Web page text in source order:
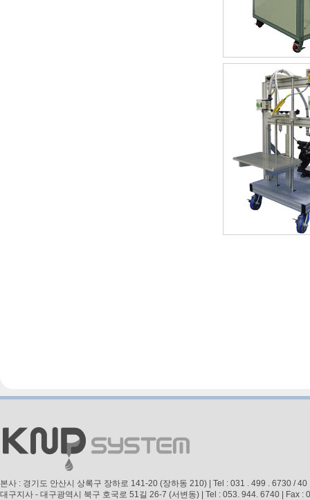
본사 : 경기도 안산시 상록구 장하로 141-20 (장하동 210) | Tel : 031 . 499 . 6730 /
대구지사 - 대구광역시 북구 호국로 51길 26-7 (서변동) | Tel : 053. 944. 6740 | Fax